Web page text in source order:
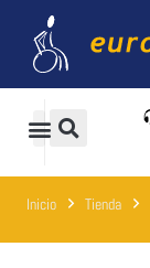
contenido
0
Carrito
Inicio Tienda